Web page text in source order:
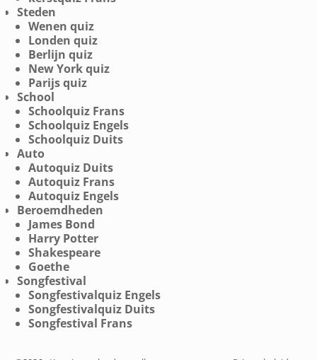
Steden
Wenen quiz
Londen quiz
Berlijn quiz
New York quiz
Parijs quiz
School
Schoolquiz Frans
Schoolquiz Engels
Schoolquiz Duits
Auto
Autoquiz Duits
Autoquiz Frans
Autoquiz Engels
Beroemdheden
James Bond
Harry Potter
Shakespeare
Goethe
Songfestival
Songfestivalquiz Engels
Songfestivalquiz Duits
Songfestival Frans